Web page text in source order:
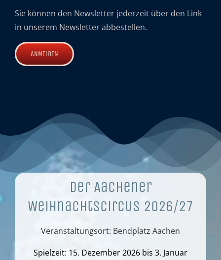
Sie können den Newsletter jederzeit über den Link
in unserem Newsletter abbestellen.
Der Aachener
Weihnachtscircus 2026/27
Veranstaltungsort: Bendplatz Aachen
Spielzeit: 15. Dezember 2026 bis 3. Januar